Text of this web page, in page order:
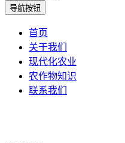
导航按钮
首页
关于我们
现代化农业
农作物知识
联系我们